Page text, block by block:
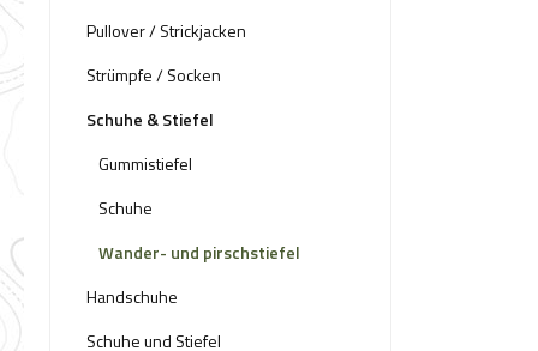
Pullover / Strickjacken
Strümpfe / Socken
Schuhe & Stiefel
Gummistiefel
Schuhe
Wander- und pirschstiefel
Handschuhe
Schuhe und Stiefel